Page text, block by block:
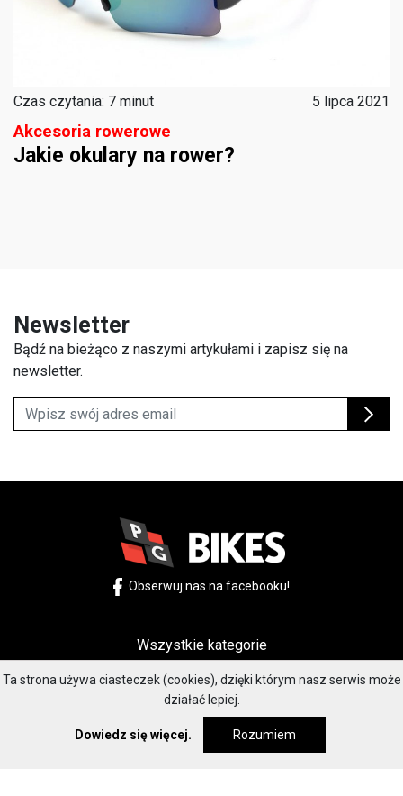
Czas czytania: 7 minut 5 lipca 2021
Akcesoria rowerowe
Jakie okulary na rower?
Newsletter
Bądź na bieżąco z naszymi artykułami i zapisz się na
newsletter.
Obserwuj nas na facebooku!
Wszystkie kategorie
Porady
Akcesoria rowerowe
Testy produktów
Ta strona używa ciasteczek (cookies), dzięki którym nasz serwis może
działać lepiej.
Dowiedz się więcej. Rozumiem